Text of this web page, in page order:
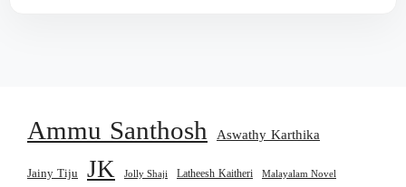
Ammu Santhosh Aswathy Karthika
Jainy Tiju JK Jolly Shaji Latheesh Kaitheri Malayalam Novel